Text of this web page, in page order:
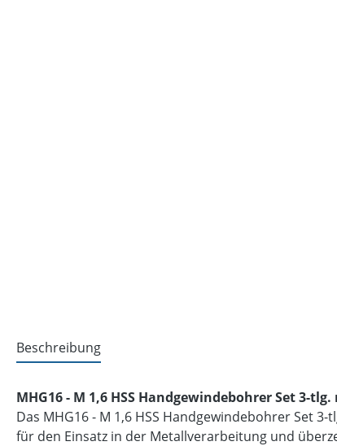
Beschreibung
MHG16 - M 1,6 HSS Handgewindebohrer Set 3-
Das MHG16 - M 1,6 HSS Handgewindebohrer Set 3-
für den Einsatz in der Metallverarbeitung und